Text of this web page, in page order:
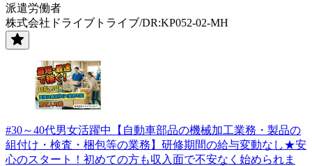
派遣労働者
株式会社ドライブトライブ/DR:KP052-02-MH
#30～40代男女活躍中【自動車部品の機械加工業務・製品の
組付け・検査・梱包等の業務】研修期間の給与変動なし★安
心のスタート！初めての方も収入面で不安なく始められま